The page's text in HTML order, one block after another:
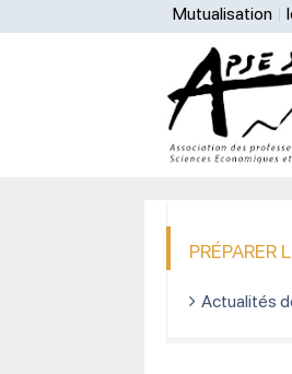
Mutualisation
PRÉPARER
Actualités